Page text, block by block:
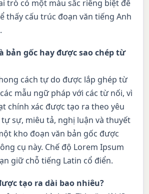
trò có một màu sắc riêng biệt để
thấy cấu trúc đoạn văn tiếng Anh
bản gốc hay được sao chép từ
cách tự do được lắp ghép từ
mẫu ngữ pháp với các từ nối, vì
chính xác được tạo ra theo yêu
tự sự, miêu tả, nghị luận và thuyết
kho đoạn văn bản gốc được
cụ này. Chế độ Lorem Ipsum
giữ chỗ tiếng Latin cổ điển.
tạo ra dài bao nhiêu?